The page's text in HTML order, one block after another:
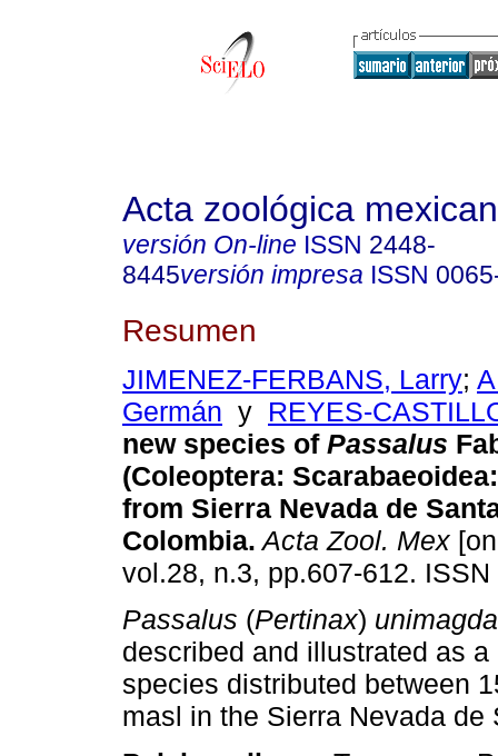
Acta zoológica
versión On-line ISSN 2448-
8445versión impresa ISSN
Resumen
JIMENEZ-FERBANS, Larry;
Germán y REYES-
new species of Passalus
(Coleoptera:
from Sierra Nevada de
Colombia. Acta Zool. Mex
vol.28, n.3, pp.607-612.
Passalus (Pertinax)
described and illustrated as a
species distributed between
masl in the Sierra Nevada de